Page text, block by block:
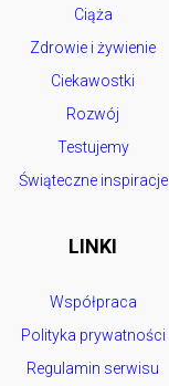
Ciąża
Zdrowie i żywienie
Ciekawostki
Rozwój
Testujemy
Świąteczne inspiracje
LINKI
Współpraca
Polityka prywatności
Regulamin serwisu